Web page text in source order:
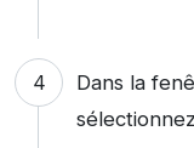
Dans la
sélectionnez